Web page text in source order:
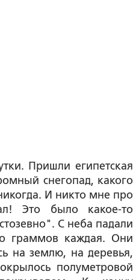
Пришли египетская
снегопад, какого
И никто мне про
Это было какое-то
С неба падали
граммов каждая. Они
на землю, на деревья,
полуметровой